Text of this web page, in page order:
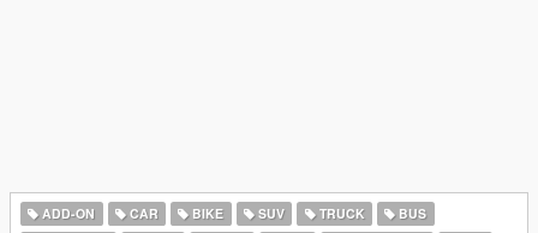
ADD-ON CAR BIKE SUV TRUCK
BUS